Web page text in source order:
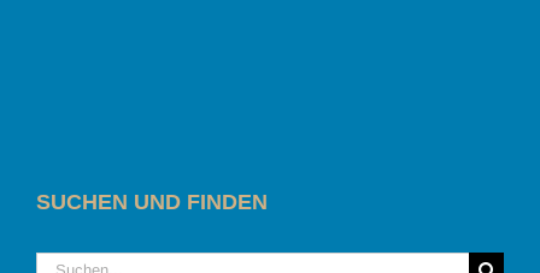
SUCHEN UND FINDEN
Suche